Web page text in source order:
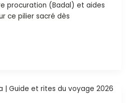
procuration (Badal) et aides
ce pilier sacré dès